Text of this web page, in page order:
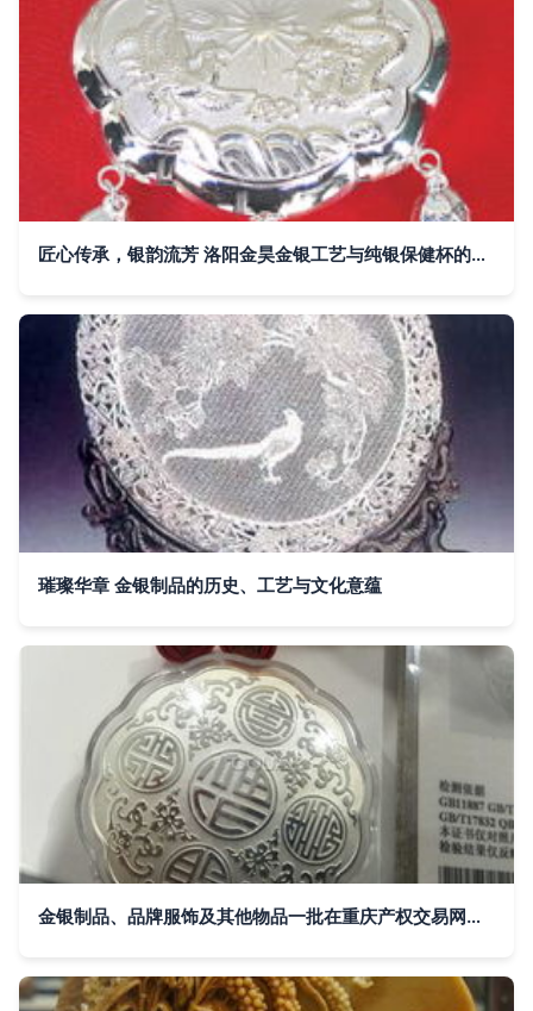
匠心传承，银韵流芳 洛阳金昊金银工艺与纯银保健杯的文化魅力
璀璨华章 金银制品的历史、工艺与文化意蕴
金银制品、品牌服饰及其他物品一批在重庆产权交易网挂牌转让